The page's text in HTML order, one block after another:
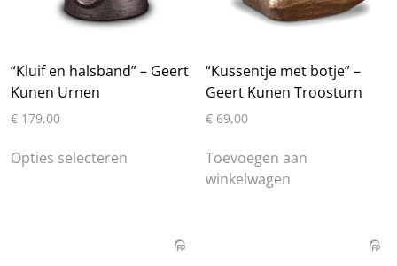
“Kluif en halsband” – Geert
Kunen Urnen
€ 179,00
Opties selecteren
“Kussentje met botje” –
Geert Kunen Troosturn
€ 69,00
Toevoegen aan
winkelwagen